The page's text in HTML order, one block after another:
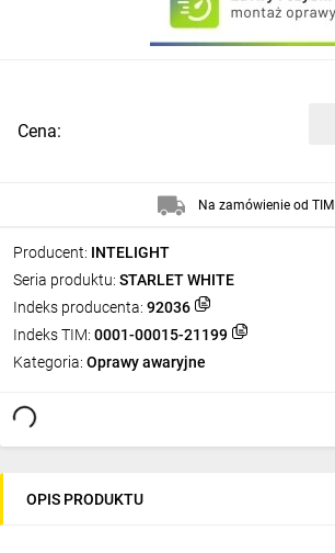
Producent: INTELIGHT
Seria produktu: STARLET WHITE
Indeks producenta: 92036
Indeks TIM: 0001-00015-21199
Kategoria: Oprawy awaryjne
Cena:
Na zamówienie od TIM
OPIS PRODUKTU